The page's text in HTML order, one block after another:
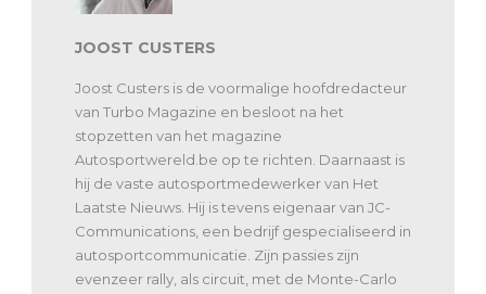
JOOST CUSTERS
Joost Custers is de voormalige hoofdredacteur
van Turbo Magazine en besloot na het
stopzetten van het magazine
Autosportwereld.be op te richten. Daarnaast is
hij de vaste autosportmedewerker van Het
Laatste Nieuws. Hij is tevens eigenaar van JC-
Communications, een bedrijf gespecialiseerd in
autosportcommunicatie. Zijn passies zijn
evenzeer rally, als circuit, met de Monte-Carlo